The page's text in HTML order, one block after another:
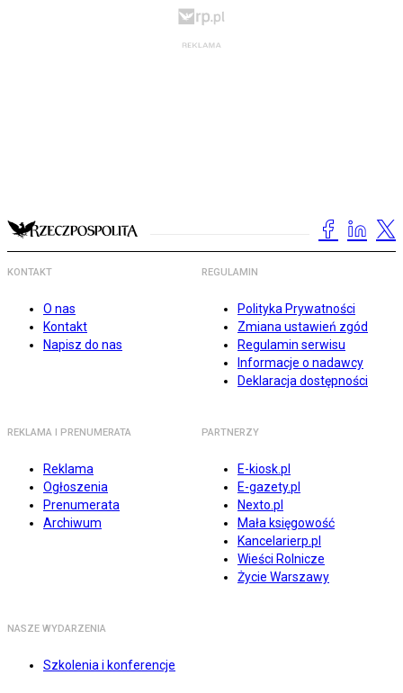
KONTAKT
O nas
Kontakt
Napisz do nas
REGULAMIN
Polityka Prywatności
Zmiana ustawień zgód
Regulamin serwisu
Informacje o nadawcy
Deklaracja dostępności
REKLAMA I PRENUMERATA
Reklama
Ogłoszenia
Prenumerata
Archiwum
PARTNERZY
E-kiosk.pl
E-gazety.pl
Nexto.pl
Mała księgowość
Kancelarierp.pl
Wieści Rolnicze
Życie Warszawy
NASZE WYDARZENIA
Szkolenia i konferencje